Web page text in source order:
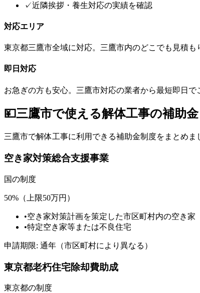
✓近隣挨拶・養生対応の実績を確認
対応エリア
東京都三鷹市全域に対応。 三鷹市内のどこでも見積も
即日対応
お急ぎの方も安心。 三鷹市対応の業者から最短即日で
💴三鷹市で使える解体工事の補助金
三鷹市で解体工事に利用できる補助金制度をまとめま
空き家対策総合支援事業
国の制度
50%（上限50万円）
•空き家対策計画を策定した市区町村内の空き家
•特定空き家等または不良住宅
申請期限: 通年（市区町村により異なる）
東京都老朽住宅除却費助成
東京都の制度